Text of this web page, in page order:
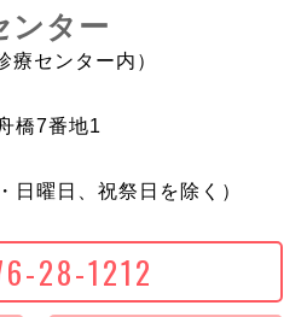
ンター
療センター内）
橋7番地1
曜日、祝祭日を除く）
28-1212